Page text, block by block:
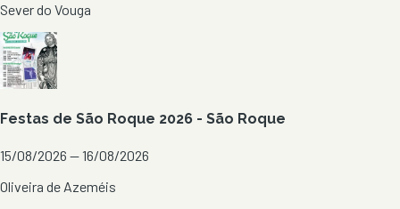
Sever do Vouga
Festas de São Roque 2026 - São Roque
15/08/2026 — 16/08/2026
Oliveira de Azeméis